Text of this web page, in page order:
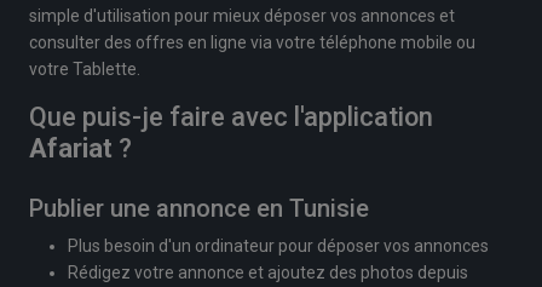
simple d'utilisation pour mieux déposer vos annonces et
consulter des offres en ligne via votre téléphone mobile ou
votre Tablette.
Que puis-je faire avec l'application
Afariat ?
Publier une annonce en Tunisie
Plus besoin d'un ordinateur pour déposer vos annonces
Rédigez votre annonce et ajoutez des photos depuis